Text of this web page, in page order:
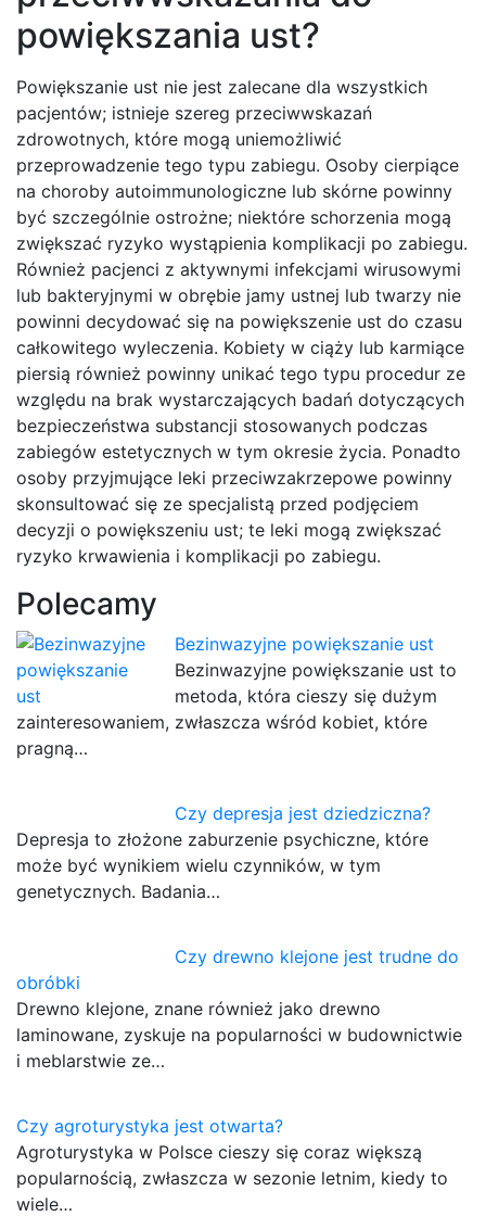
powiększania ust?
Powiększanie ust nie jest zalecane dla wszystkich
pacjentów; istnieje szereg przeciwwskazań
zdrowotnych, które mogą uniemożliwić
przeprowadzenie tego typu zabiegu. Osoby cierpiące
na choroby autoimmunologiczne lub skórne powinny
być szczególnie ostrożne; niektóre schorzenia mogą
zwiększać ryzyko wystąpienia komplikacji po zabiegu.
Również pacjenci z aktywnymi infekcjami wirusowymi
lub bakteryjnymi w obrębie jamy ustnej lub twarzy nie
powinni decydować się na powiększenie ust do czasu
całkowitego wyleczenia. Kobiety w ciąży lub karmiące
piersią również powinny unikać tego typu procedur ze
względu na brak wystarczających badań dotyczących
bezpieczeństwa substancji stosowanych podczas
zabiegów estetycznych w tym okresie życia. Ponadto
osoby przyjmujące leki przeciwzakrzepowe powinny
skonsultować się ze specjalistą przed podjęciem
decyzji o powiększeniu ust; te leki mogą zwiększać
ryzyko krwawienia i komplikacji po zabiegu.
Polecamy
Bezinwazyjne powiększanie ust
Bezinwazyjne powiększanie ust to
metoda, która cieszy się dużym
zainteresowaniem, zwłaszcza wśród kobiet, które
pragną…
Czy depresja jest dziedziczna?
Depresja to złożone zaburzenie psychiczne, które
może być wynikiem wielu czynników, w tym
genetycznych. Badania…
Czy drewno klejone jest trudne do
obróbki
Drewno klejone, znane również jako drewno
laminowane, zyskuje na popularności w budownictwie
i meblarstwie ze…
Czy agroturystyka jest otwarta?
Agroturystyka w Polsce cieszy się coraz większą
popularnością, zwłaszcza w sezonie letnim, kiedy to
wiele…